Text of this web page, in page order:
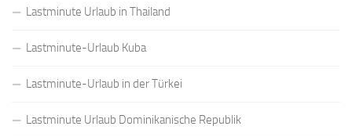
Lastminute Urlaub in Thailand
Lastminute-Urlaub Kuba
Lastminute-Urlaub in der Türkei
Lastminute Urlaub Dominikanische Republik